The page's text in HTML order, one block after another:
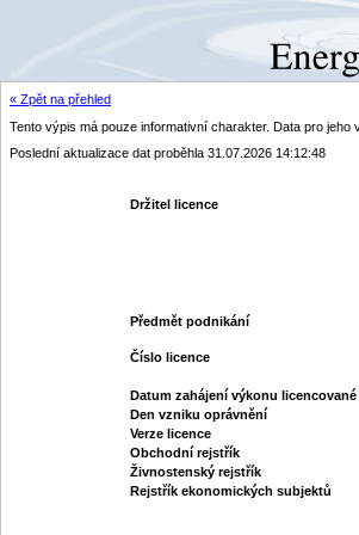
« Zpět na přehled
Tento výpis má pouze informativní charakter. Data pro
Poslední aktualizace dat proběhla 31.07.2026 14:12:48
Držitel licence
Předmět podnikání
Číslo licence
Datum zahájení výkonu
Den vzniku oprávnění
Verze licence
Obchodní rejstřík
Živnostenský rejstřík
Rejstřík ekonomických subjektů